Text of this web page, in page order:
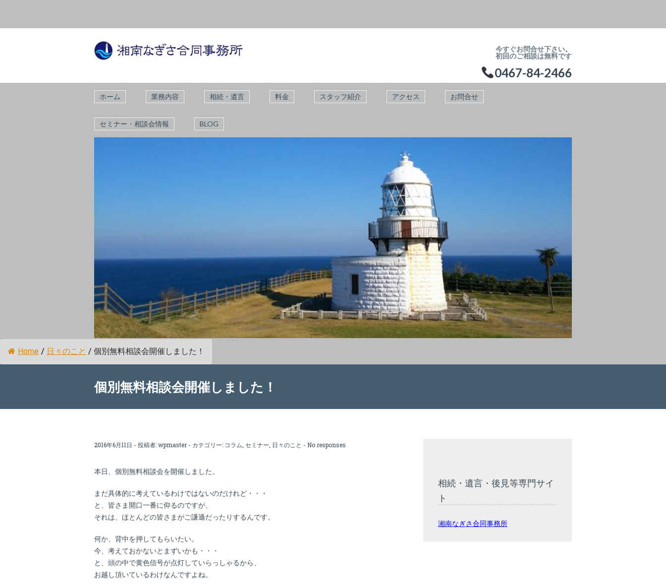
今すぐお問合せ下さい。
初回のご相談は無料です
0467-84-2466
ホーム 業務内容 相続・遺言 料金 スタッフ紹介 アクセス お問合せ
セミナー・相談会情報 BLOG
Home / 日々のこと / 個別無料相談会開催しました！
個別無料相談会開催しました！
2016年6月11日 - 投稿者:wpmaster - カテゴリー: コラム セミナー 日々のこと - No responses
本日、個別無料相談会を開催しました。
まだ具体的に考えているわけではないのだけれど・・・
と、皆さま開口一番に仰るのですが、
それは、ほとんどの皆さまがご謙遜だったりするんです。
何か、背中を押してもらいたい。
今、考えておかないとまずいかも・・・
と、頭の中で黄色信号が点灯していらっしゃるから、
お越し頂いているわけなんですよね。
相続・遺言・後見等専門サイ
ト
湘南なぎさ合同事務所